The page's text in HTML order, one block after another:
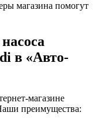
магазина помогут
в «Авто-
магазине
преимущества: